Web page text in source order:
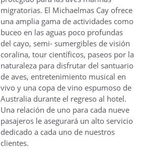
migratorias. El Michaelmas Cay ofrece
una amplia gama de actividades como
buceo en las aguas poco profundas
del cayo, semi- sumergibles de visión
coralina, tour científicos, paseos por la
naturaleza para disfrutar del santuario
de aves, entretenimiento musical en
vivo y una copa de vino espumoso de
Australia durante el regreso al hotel.
Una relación de uno para cada nueve
pasajeros le asegurará un alto servicio
dedicado a cada uno de nuestros
clientes.